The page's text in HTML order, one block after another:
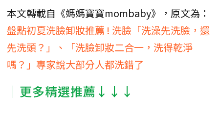
本文轉載自《媽媽寶寶mombaby》，原文為：
盤點初夏洗臉卸妝推薦 ! 洗臉「洗澡先洗臉，還
先洗頭？」、「洗臉卸妝二合一，洗得乾淨
嗎？」專家說大部分人都洗錯了
│更多精選推薦↓↓↓